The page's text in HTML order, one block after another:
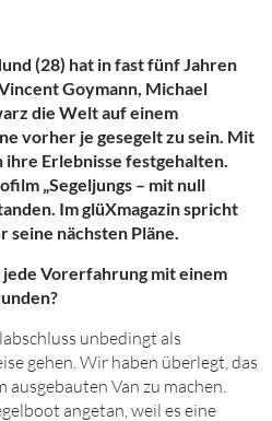
(28) hat in fast fünf Jahren
Goymann, Michael
die Welt auf einem
vorher je gesegelt zu sein. Mit
ihre Erlebnisse festgehalten.
„Segeljungs – mit null
ImglüXmagazinspricht
nächsten Pläne.
Vorerfahrung mit einem
unbedingt als
gehen. Wir haben überlegt, das
Van zu machen.
angetan, weil es eine